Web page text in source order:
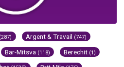
(287) Argent & Travail (747)
Bar-Mitsva (118) Berechit (1)